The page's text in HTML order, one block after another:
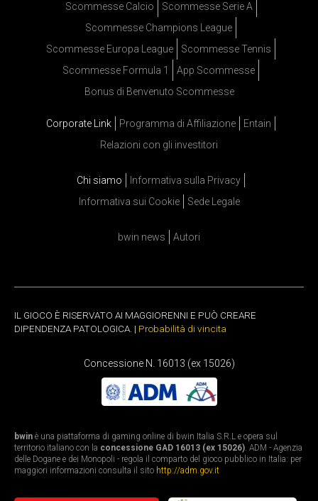
Scommesse Calcio
Scommesse Serie A
Scommesse Champions League
Scommesse Europa League
Scommesse Tennis
Scommesse Formula 1
App Scommesse
Bonus di Benvenuto Scommesse
Corporate Link Programma di Affiliazione
Entain
Relazioni con gli investitori
Chi siamo
Informativa sulla Privacy
Informativa sui Cookie
Sede Legale
bwin news Autori
IL GIOCO È RISERVATO AI MAGGIORENNI E PUÒ CREARE
DIPENDENZA PATOLOGICA. | Probabilità di vincita
Concessione N. 16013 (ex 15026)
bwin è una piattaforma di gaming online di bwin Italia S.R.L e opera sul
territorio italiano con la concessione GAD 16013 (ex 15026). ADM - Agenzia
delle Dogane e dei Monopoli - regola il comparto del gioco pubblico in Italia: per
maggiori informazioni consulta il sito http://adm.gov.it